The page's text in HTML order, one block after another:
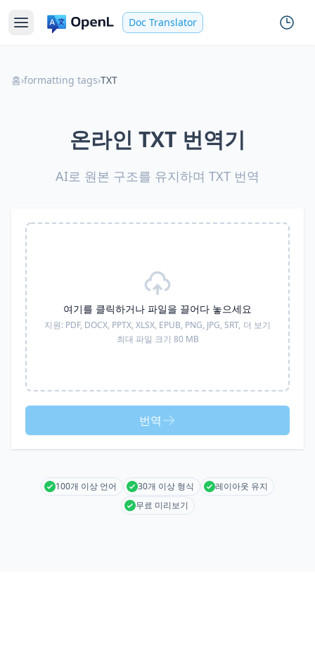
Doc Translator
홈›formatting tags›TXT
온라인 TXT 번역기
AI로 원본 구조를 유지하며 TXT 번역
여기를 클릭하거나 파일을 끌어다 놓으세요
지원: PDF, DOCX, PPTX, XLSX, EPUB, PNG, JPG, SRT, 더 보기
최대 파일 크기 80 MB
번역
100개 이상 언어 30개 이상 형식
레이아웃 유지
무료 미리보기